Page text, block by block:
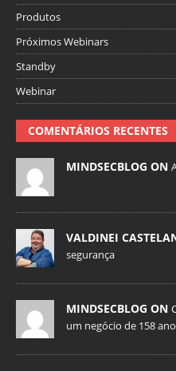
Produtos
Próximos Webinars
Standby
Webinar
COMENTÁRIOS RECENTES
MINDSECBLOG ON
VALDINEI
segurança
MINDSECBLOG ON
um negócio de 158